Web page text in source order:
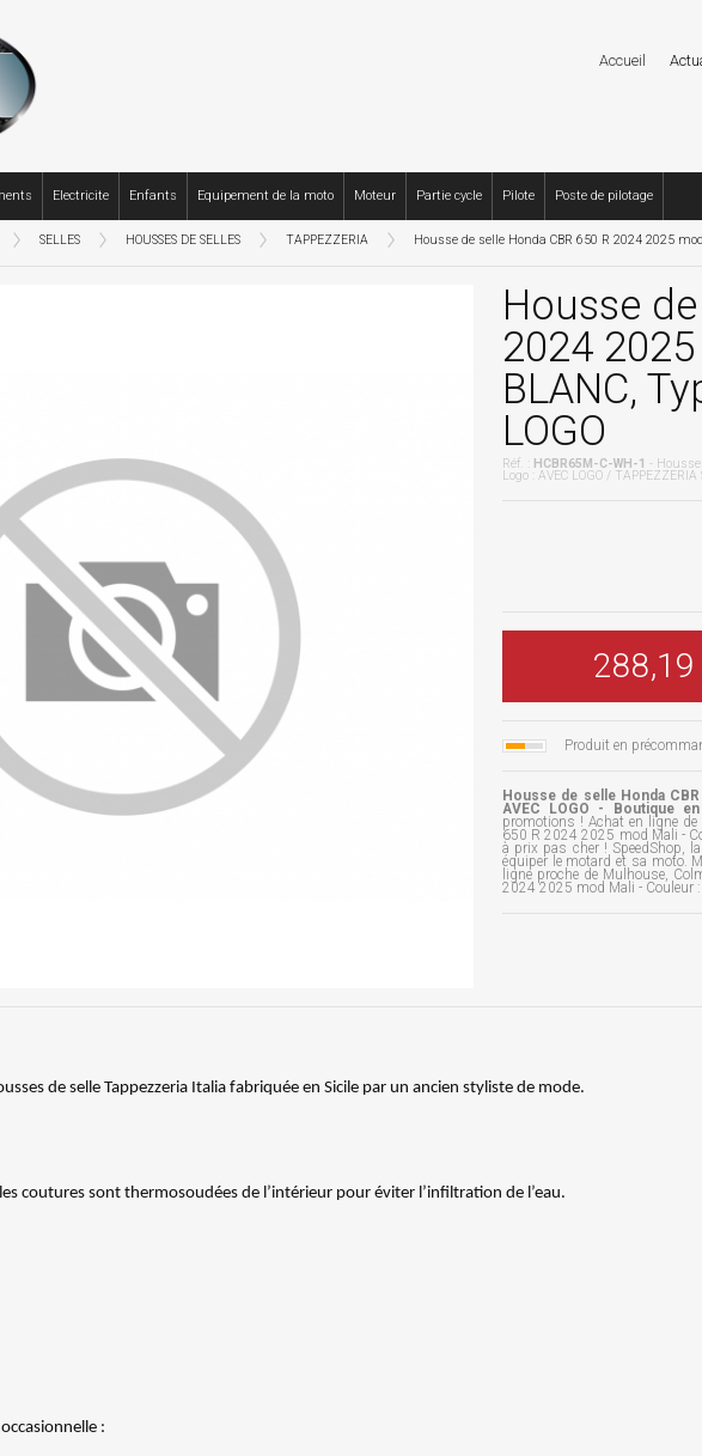
Electricite Enfants Equipement de la moto Moteur Partie cycle Pilote Poste de pilotage
Accueil
SELLES HOUSSES DE SELLES TAPPEZZERIA Housse de selle Honda CBR 650 R 2024 2025 mod
Housse
2024
BLANC,
LOGO
Réf. : HCBR65M-C-WH-1 -
Logo : AVEC LOGO /
288,19
Produit en
Housse de selle Honda
AVEC LOGO - Boutique en
promotions ! Achat en ligne de
650 R 2024 2025 mod Mali -
à prix pas cher ! SpeedShop,
équiper le motard et sa moto.
ligne proche de Mulhouse,
2024 2025 mod Mali - Couleur :
de selle Tappezzeria Italia fabriquée en Sicile par un ancien styliste de mode.
coutures sont thermosoudées de l’intérieur pour éviter l’infiltration de l’eau.
: